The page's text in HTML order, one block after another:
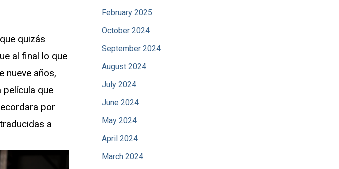
quizás
al final lo que
nueve años,
película que
por
a
February 2025
October 2024
September 2024
August 2024
July 2024
June 2024
May 2024
April 2024
March 2024